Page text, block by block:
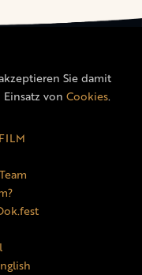
Sie damit
von Cookies.